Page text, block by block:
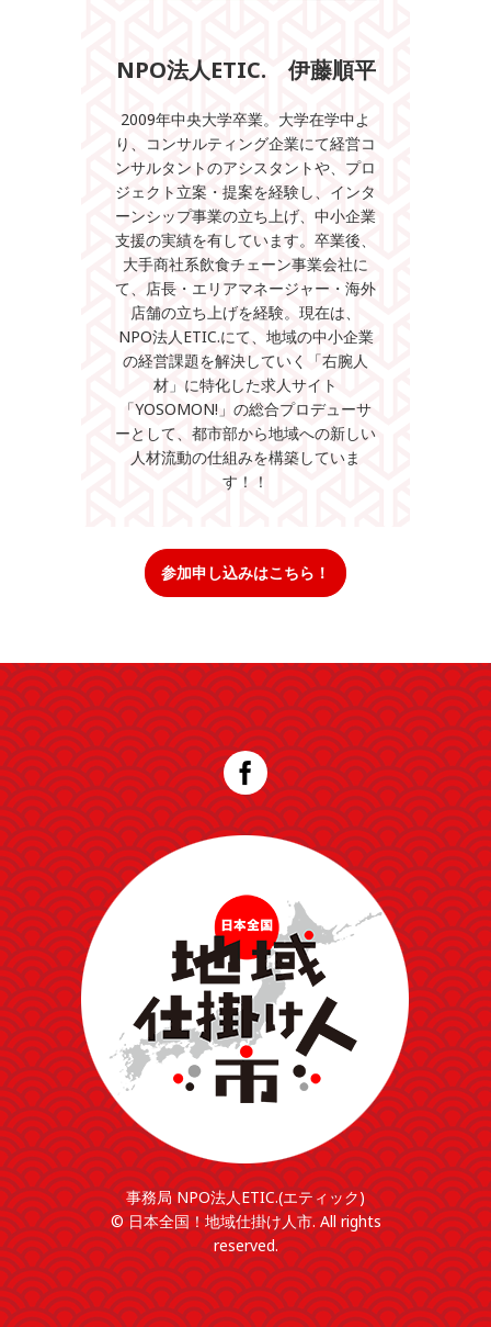
NPO法人ETIC. 伊藤順平
2009年中央大学卒業。大学在学中よ
り、コンサルティング企業にて経営コ
ンサルタントのアシスタントや、プロ
ジェクト立案・提案を経験し、インタ
ーンシップ事業の立ち上げ、中小企業
支援の実績を有しています。卒業後、
大手商社系飲食チェーン事業会社に
て、店長・エリアマネージャー・海外
店舗の立ち上げを経験。現在は、
NPO法人ETIC.にて、地域の中小企業
の経営課題を解決していく「右腕人
材」に特化した求人サイト
「YOSOMON!」の総合プロデューサ
ーとして、都市部から地域への新しい
人材流動の仕組みを構築していま
す！！
参加申し込みはこちら！
事務局 NPO法人ETIC.(エティック)
© 日本全国！地域仕掛け人市. All rights
reserved.